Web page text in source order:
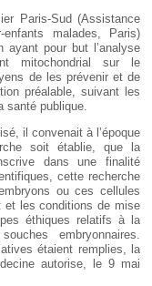
Paris-Sud (Assistance
enfants malades, Paris)
ayant pour but l’analyse
mitochondrial sur le
de les prévenir et de
préalable, suivant les
santé publique.
il convenait à l’époque
soit établie, que la
dans une finalité
cette recherche
ou ces cellules
et les conditions de mise
éthiques relatifs à la
embryonnaires.
étaient remplies, la
autorise, le 9 mai